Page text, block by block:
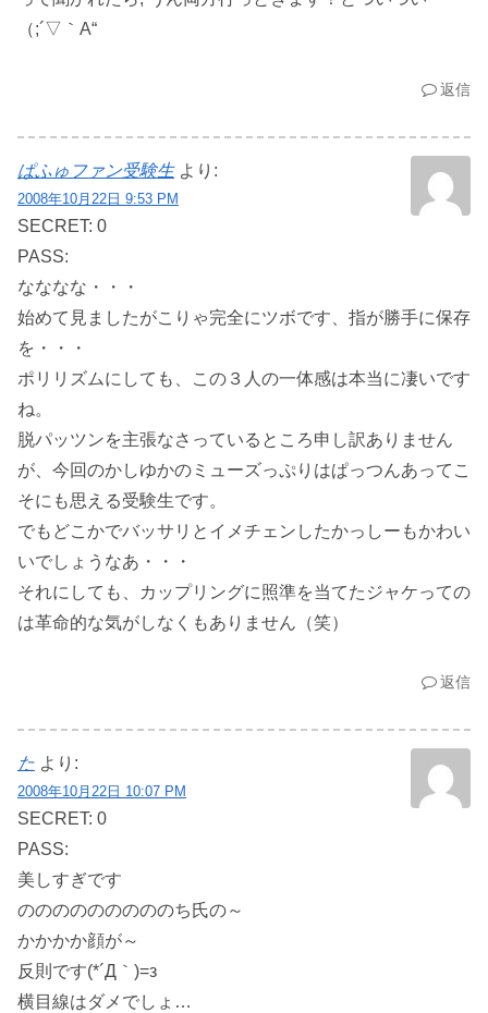
（;´▽｀A“
返信
ぱふゅファン受験生 より:
2008年10月22日 9:53 PM
SECRET: 0
PASS:
なななな・・・
始めて見ましたがこりゃ完全にツボです、指が勝手に保存
を・・・
ポリリズムにしても、この３人の一体感は本当に凄いです
ね。
脱パッツンを主張なさっているところ申し訳ありません
が、今回のかしゆかのミューズっぷりはぱっつんあってこ
そにも思える受験生です。
でもどこかでバッサリとイメチェンしたかっしーもかわい
いでしょうなあ・・・
それにしても、カップリングに照準を当てたジャケっての
は革命的な気がしなくもありません（笑）
返信
た より:
2008年10月22日 10:07 PM
SECRET: 0
PASS:
美しすぎです
のののののののののち氏の～
かかかか顔が～
反則です(*´Д｀)=з
横目線はダメでしょ…